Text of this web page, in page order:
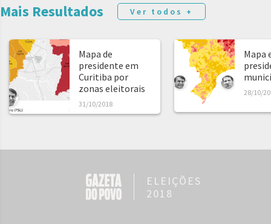
Mais Resultados Ver todos +
Mapa de
presidente em
Curitiba por
zonas eleitorais
31/10/2018
Mapa
28/10/
ELEIÇÕES
2018